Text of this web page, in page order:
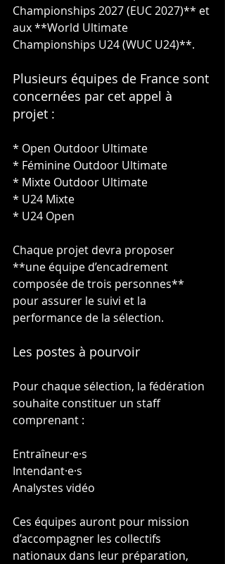
Championships 2027 (EUC 2027)** et
aux **World Ultimate
Championships U24 (WUC U24)**.
Plusieurs équipes de France sont
concernées par cet appel à
projet :
* Open Outdoor Ultimate
* Féminine Outdoor Ultimate
* Mixte Outdoor Ultimate
* U24 Mixte
* U24 Open
Chaque projet devra proposer
**une équipe d’encadrement
composée de trois personnes**
pour assurer le suivi et la
performance de la sélection.
Les postes à pourvoir
Pour chaque sélection, la fédération
souhaite constituer un staff
comprenant :
Entraîneur·e·s
Intendant·e·s
Analystes vidéo
Ces équipes auront pour mission
d’accompagner les collectifs
nationaux dans leur préparation,